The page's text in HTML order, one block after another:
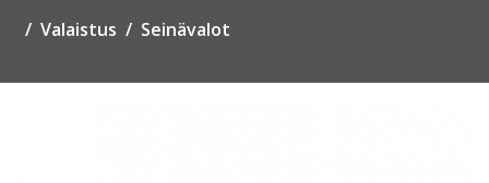
Valaistus Seinävalot